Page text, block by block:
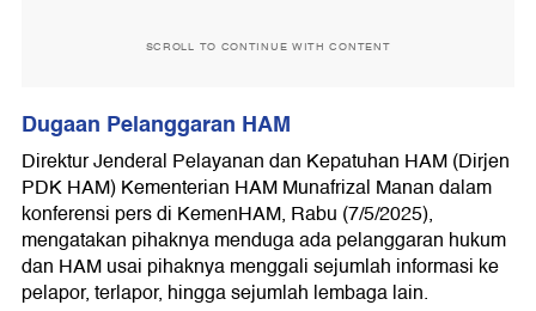
SCROLL TO CONTINUE WITH CONTENT
Dugaan Pelanggaran HAM
Direktur Jenderal Pelayanan dan Kepatuhan HAM (Dirjen
PDK HAM) Kementerian HAM Munafrizal Manan dalam
konferensi pers di KemenHAM, Rabu (7/5/2025),
mengatakan pihaknya menduga ada pelanggaran hukum
dan HAM usai pihaknya menggali sejumlah informasi ke
pelapor, terlapor, hingga sejumlah lembaga lain.